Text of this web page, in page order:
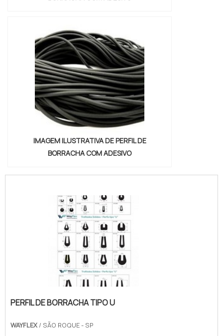
IMAGEM ILUSTRATIVA DE PERFIL DE
BORRACHA COM ADESIVO
PERFIL DE BORRACHA TIPO U
WAYFLEX / SÃO ROQUE - SP